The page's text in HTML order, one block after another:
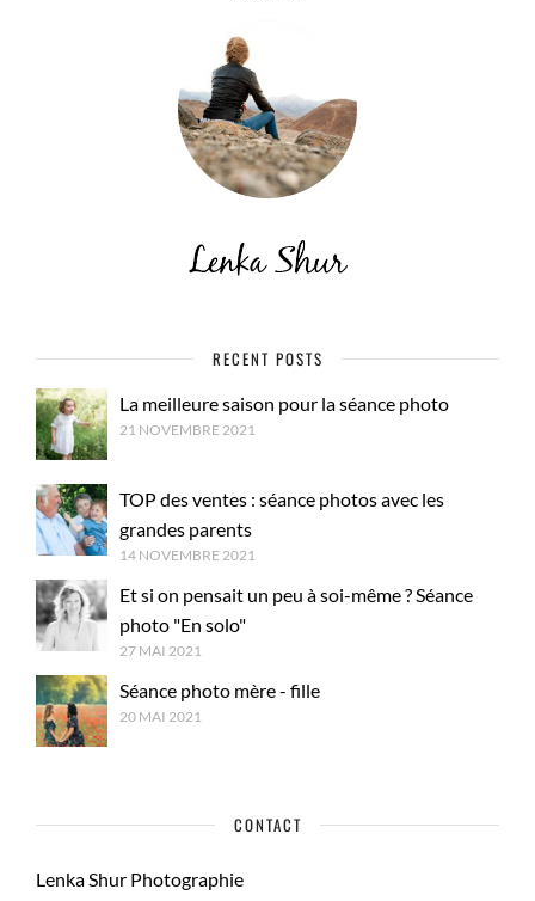
RECENT POSTS
La meilleure saison pour la séance photo
21 NOVEMBRE 2021
TOP des ventes : séance photos avec les
grandes parents
14 NOVEMBRE 2021
Et si on pensait un peu à soi-même ? Séance
photo "En solo"
27 MAI 2021
Séance photo mère - fille
20 MAI 2021
CONTACT
Lenka Shur Photographie